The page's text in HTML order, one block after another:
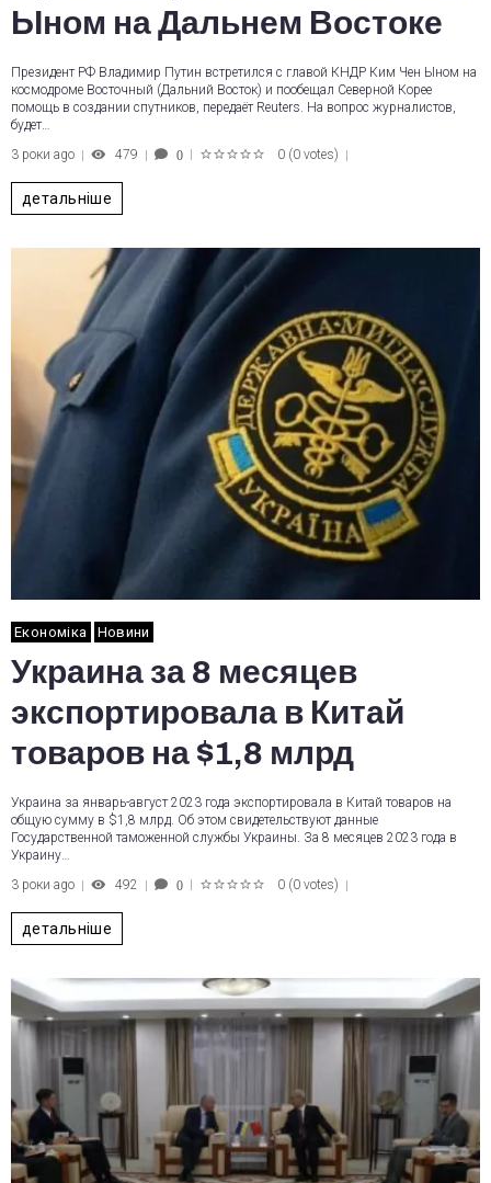
Ыном на Дальнем Востоке
Президент РФ Владимир Путин встретился с главой КНДР Ким Чен Ыном на
космодроме Восточный (Дальний Восток) и пообещал Северной Корее
помощь в создании спутников, передаёт Reuters. На вопрос журналистов,
будет…
3 роки ago
479 0 0 (0 votes)
детальніше
Економіка Новини
Украина за 8 месяцев
экспортировала в Китай
товаров на $1,8 млрд
Украина за январь-август 2023 года экспортировала в Китай товаров на
общую сумму в $1,8 млрд. Об этом свидетельствуют данные
Государственной таможенной службы Украины. За 8 месяцев 2023 года в
Украину…
3 роки ago
492 0 0 (0 votes)
детальніше